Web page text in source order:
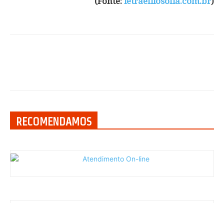
RECOMENDAMOS